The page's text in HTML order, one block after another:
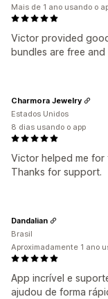
Victor provided
bundles are free
Mais de 1 ano usando o
Victor helped me for
Thanks for support.
Charmora Jewelry
Estados Unidos
8 dias usando o app
App incrível e
ajudou de forma
Dandalian
Brasil
Aproximadamente 1 ano